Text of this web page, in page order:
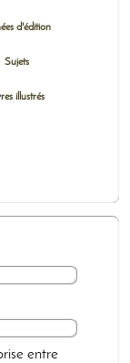
d'édition
Sujets
illustrés
entre